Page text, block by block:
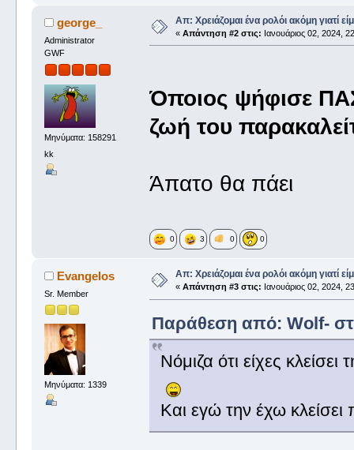
george_
Administrator
GWF
Μηνύματα: 158291
kk
Απ: Χρειάζομαι ένα ρολόι ακόμη γιατί
« Απάντηση #2 στις: Ιανουάριος 02, 2024,
Όποιος ψήφισε
ζωή του
Άπατο θα πάει
0 3 0 0
Evangelos
Sr. Member
Μηνύματα: 1339
Απ: Χρειάζομαι ένα ρολόι ακόμη γιατί
« Απάντηση #3 στις: Ιανουάριος 02, 2024,
Παράθεση από: Wolf-
Νόμιζα ότι είχες
Και εγώ την έχω